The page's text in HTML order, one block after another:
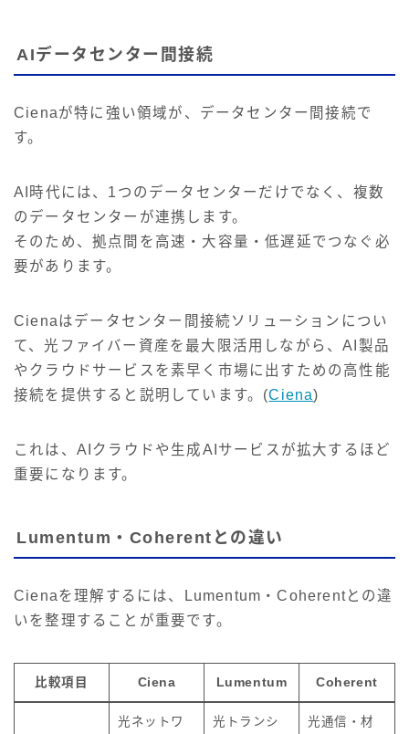
AIデータセンター間接続
Cienaが特に強い領域が、データセンター間接続で
す。
AI時代には、1つのデータセンターだけでなく、複数
のデータセンターが連携します。
そのため、拠点間を高速・大容量・低遅延でつなぐ必
要があります。
Cienaはデータセンター間接続ソリューションについ
て、光ファイバー資産を最大限活用しながら、AI製品
やクラウドサービスを素早く市場に出すための高性能
接続を提供すると説明しています。(Ciena)
これは、AIクラウドや生成AIサービスが拡大するほど
重要になります。
Lumentum・Coherentとの違い
Cienaを理解するには、Lumentum・Coherentとの違
いを整理することが重要です。
比較項目 Ciena Lumentum Coherent
光ネットワ
光トランシ
光通信・材